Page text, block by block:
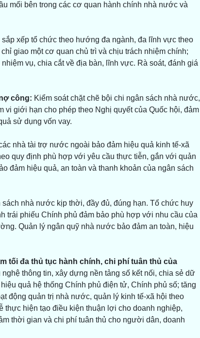
mối bên trong các cơ quan hành chính nhà nước và
xếp tổ chức theo hướng đa ngành, đa lĩnh vực theo
giao một cơ quan chủ trì và chịu trách nhiệm chính;
vụ, chia cắt về địa bàn, lĩnh vực. Rà soát, đánh giá
công: Kiểm soát chặt chẽ bội chi ngân sách nhà nước,
giới hạn cho phép theo Nghị quyết của Quốc hội, đảm
sử dụng vốn vay.
nhà tài trợ nước ngoài bảo đảm hiệu quả kinh tế-xã
quy định phù hợp với yêu cầu thực tiễn, gắn với quản
đảm hiệu quả, an toàn và thanh khoản của ngân sách
nhà nước kịp thời, đầy đủ, đúng hạn. Tổ chức huy
trái phiếu Chính phủ đảm bảo phù hợp với nhu cầu của
Quản lý ngân quỹ nhà nước bảo đảm an toàn, hiệu
tối đa thủ tục hành chính, chi phí tuân thủ của
thông tin, xây dựng nền tảng số kết nối, chia sẻ dữ
quả hệ thống Chính phủ điện tử, Chính phủ số; tăng
động quản trị nhà nước, quản lý kinh tế-xã hội theo
thực hiện tạo điều kiện thuận lợi cho doanh nghiệp,
thời gian và chi phí tuân thủ cho người dân, doanh